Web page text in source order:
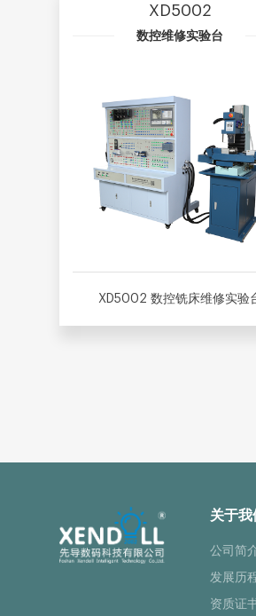
XD5002
数控维修实验台
XD5002 数控铣床维修实验
关于我
公司简
发展历
资质证